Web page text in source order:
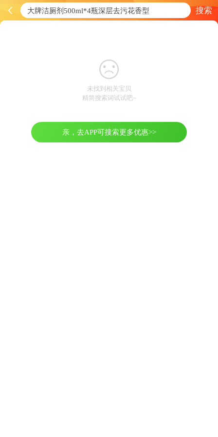
搜索
未找到相关宝贝
精简搜索词试试吧~
亲，去APP可搜索更多优惠>>